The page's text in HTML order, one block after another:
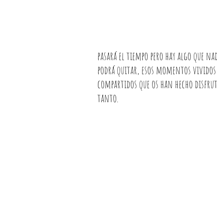
pasará el tiempo pero hay algo que
podrá quitar, esos momentos
compartidos que os han hecho
tanto.